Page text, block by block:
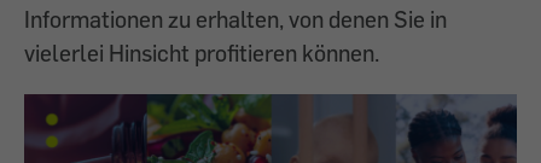
Informationen zu erhalten, von denen Sie in
vielerlei Hinsicht profitieren können.